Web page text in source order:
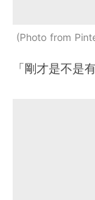
Photo from
「剛才是不是